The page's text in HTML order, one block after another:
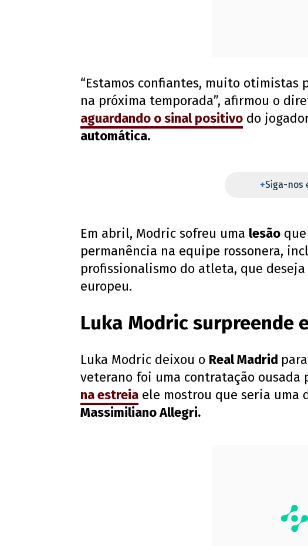
“Estamos confiantes, muito otimistas
na próxima temporada”, afirmou o
aguardando o sinal positivo do
automática.
+Siga-nos
Em abril, Modric sofreu uma lesão
permanência na equipe rossonera,
profissionalismo do atleta, que
europeu.
Luka Modric surpreende
Luka Modric deixou o Real Madrid
veterano foi uma contratação
na estreia ele mostrou que seria uma
Massimiliano Allegri.